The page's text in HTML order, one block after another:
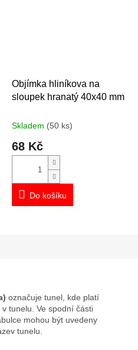
Objímka hliníkova na
sloupek hranatý 40x40 mm
Skladem (50 ks)
68 Kč
Do košíku
označuje tunel, kde platí
tunelu. Ve spodní části
mohou být uvedeny
tunelu.